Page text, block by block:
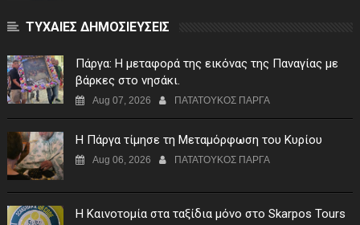
ΤΥΧΑΙΕΣ ΔΗΜΟΣΙΕΥΣΕΙΣ
Πάργα: Η μεταφορά της εικόνας της Παναγίας με
βάρκες στο νησάκι.
Aug 07, 2026 ΠΑΤΑΤΟΥΚΟΣ ΠΑΡΓΑ
Η Πάργα τίμησε τη Μεταμόρφωση του Κυρίου
Aug 06, 2026 ΠΑΤΑΤΟΥΚΟΣ ΠΑΡΓΑ
Η Καινοτομία στα ταξίδια μόνο στο Skarpos Tours